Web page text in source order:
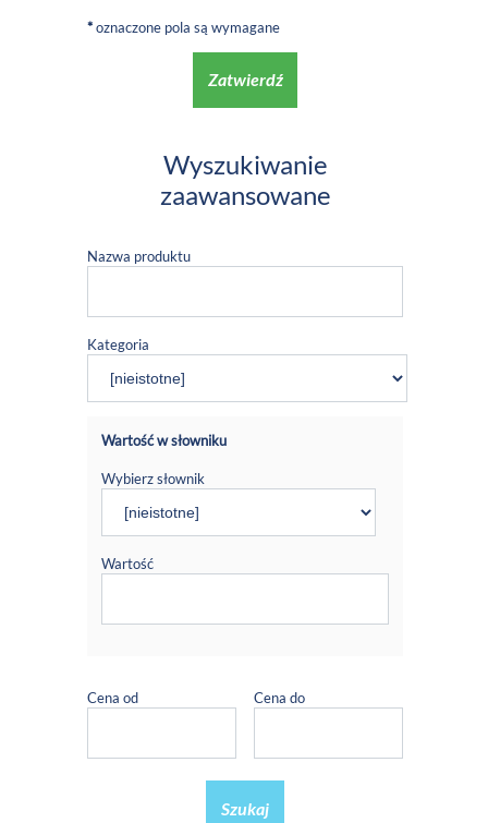
*oznaczone pola są wymagane
Zatwierdź
Wyszukiwanie
zaawansowane
Nazwa produktu
Kategoria
Wartość w słowniku
Wybierz słownik
Wartość
Cena od Cena do
Szukaj